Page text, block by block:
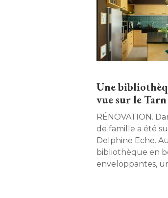
Une
vue sur le Tarn
RÉNOVATION. Dans le Tarn, une ancienne maison
de famille a été
Delphine Eche.
bibliothèque en
enveloppantes,